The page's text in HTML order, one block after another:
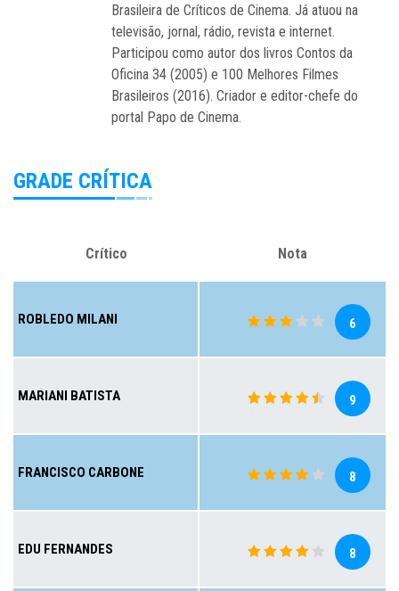
Brasileira de Críticos de Cinema. Já atuou na
televisão, jornal, rádio, revista e internet.
Participou como autor dos livros Contos da
Oficina 34 (2005) e 100 Melhores Filmes
Brasileiros (2016). Criador e editor-chefe do
portal Papo de Cinema.
GRADE CRÍTICA
Crítico Nota
ROBLEDO MILANI 6
MARIANI BATISTA 9
FRANCISCO CARBONE 8
EDU FERNANDES 8